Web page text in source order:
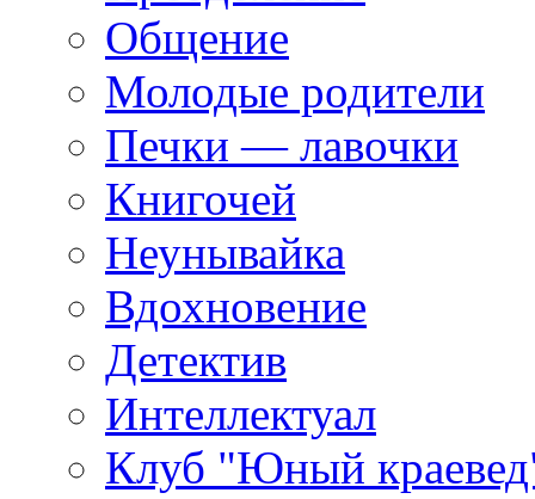
Общение
Молодые родители
Печки — лавочки
Книгочей
Неунывайка
Вдохновение
Детектив
Интеллектуал
Клуб "Юный